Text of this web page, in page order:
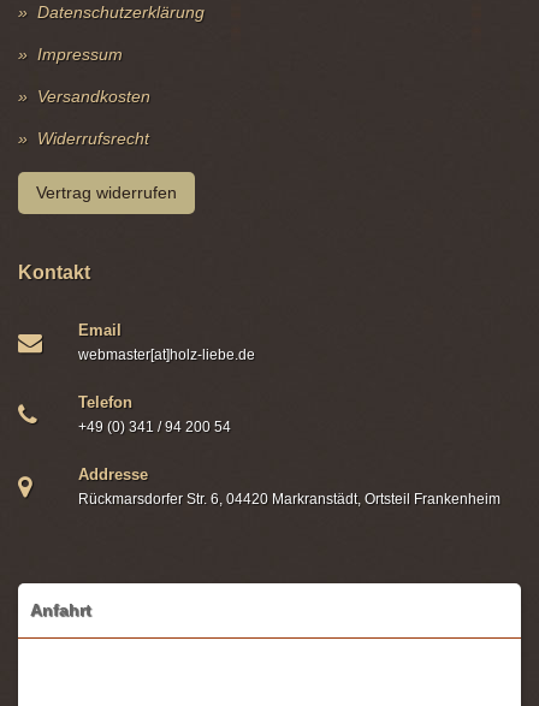
Datenschutzerklärung
Impressum
Versandkosten
Widerrufsrecht
Vertrag widerrufen
Kontakt
Email
webmaster[at]holz-liebe.de
Telefon
+49 (0) 341 / 94 200 54
Addresse
Rückmarsdorfer Str. 6, 04420 Markranstädt, Ortsteil Frankenheim
Anfahrt